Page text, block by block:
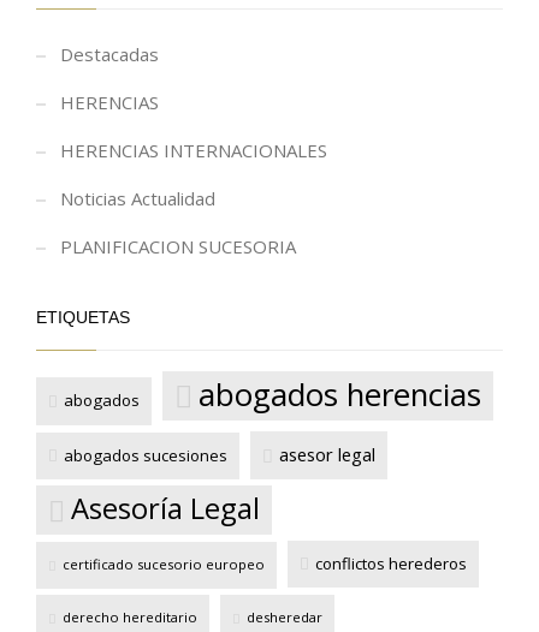
Destacadas
HERENCIAS
HERENCIAS INTERNACIONALES
Noticias Actualidad
PLANIFICACION SUCESORIA
ETIQUETAS
abogados abogados herencias
abogados sucesiones asesor legal
Asesoría Legal
certificado sucesorio europeo conflictos herederos
derecho hereditario desheredar